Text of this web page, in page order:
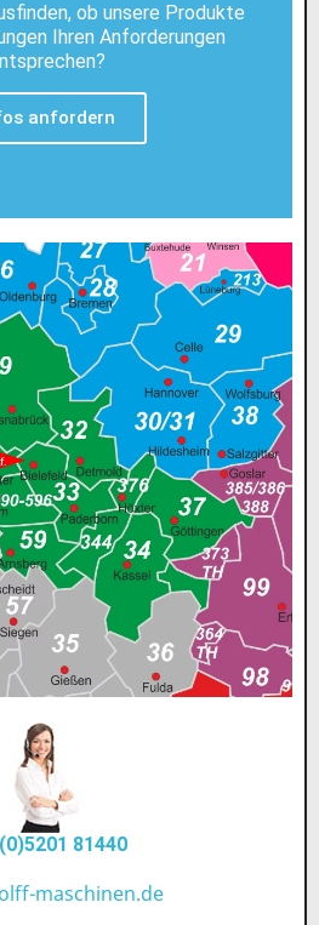
ob unsere Produkte
Ihren Anforderungen
anfordern
81440
maschinen.de